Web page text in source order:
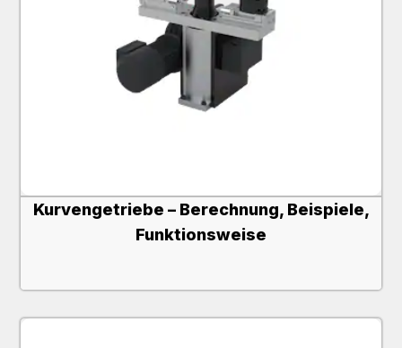
Kurvengetriebe – Berechnung, Beispiele,
Funktionsweise